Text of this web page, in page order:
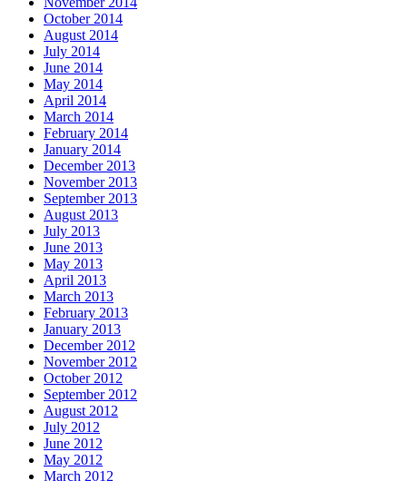
October 2014
August 2014
July 2014
June 2014
May 2014
April 2014
March 2014
February 2014
January 2014
December 2013
November 2013
September 2013
August 2013
July 2013
June 2013
May 2013
April 2013
March 2013
February 2013
January 2013
December 2012
November 2012
October 2012
September 2012
August 2012
July 2012
June 2012
May 2012
March 2012